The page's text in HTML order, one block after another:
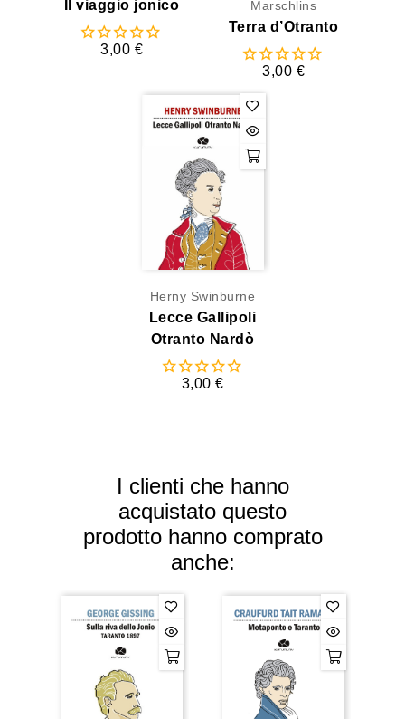
Il viaggio jonico
3,00 €
Marschlins
Terra d’Otranto
3,00 €
Herny Swinburne
Lecce Gallipoli
Otranto Nardò
3,00 €
I clienti che hanno
acquistato questo
prodotto hanno comprato
anche: